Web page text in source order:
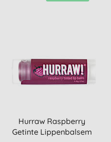
Hurraw Raspberry
Getinte Lippenbalsem